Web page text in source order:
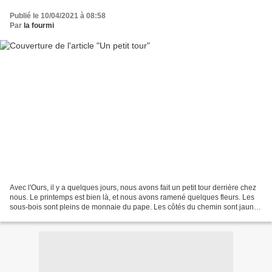
Publié le 10/04/2021 à 08:58
Par la fourmi
Avec l'Ours, il y a quelques jours, nous avons fait un petit tour derrière chez
nous. Le printemps est bien là, et nous avons ramené quelques fleurs. Les
sous-bois sont pleins de monnaie du pape. Les côtés du chemin sont jaunes